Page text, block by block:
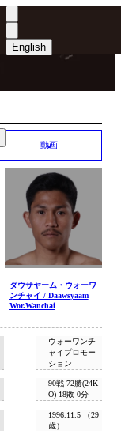
한국어
中文（简体）
中文（繁體）
ไทย
العربية
English
動画
ダウサヤーム・ウォーワ
ンチャイ / Daawsyaam
Wor.Wanchai
ウォーワンチ
ャイプロモー
ション
90戦 72勝(24K
O) 18敗 0分
1996.11.5 （29
歳）